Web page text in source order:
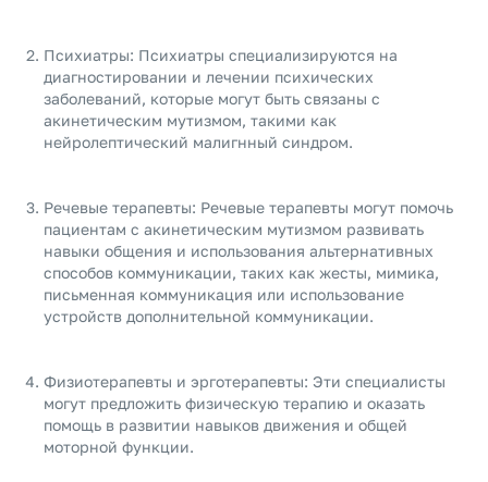
Психиатры: Психиатры специализируются на
диагностировании и лечении психических
заболеваний, которые могут быть связаны с
акинетическим мутизмом, такими как
нейролептический малигнный синдром.
Речевые терапевты: Речевые терапевты могут помочь
пациентам с акинетическим мутизмом развивать
навыки общения и использования альтернативных
способов коммуникации, таких как жесты, мимика,
письменная коммуникация или использование
устройств дополнительной коммуникации.
Физиотерапевты и эрготерапевты: Эти специалисты
могут предложить физическую терапию и оказать
помощь в развитии навыков движения и общей
моторной функции.